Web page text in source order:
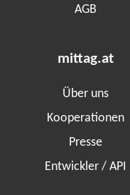
AGB
mittag.at
Über uns
Kooperationen
Presse
Entwickler / API